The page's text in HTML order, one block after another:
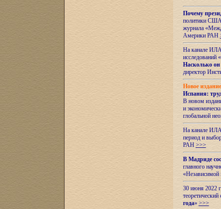
Почему
политики США
журнала
Америки РАН
На канале ИЛА
исследований «
Насколько он
директор
Новое
Испания:
В новом
и
глобальной
На канале
период и
РАН >>>
В Мадриде
главного
«Независимой
30 июня 2022
года» >>>